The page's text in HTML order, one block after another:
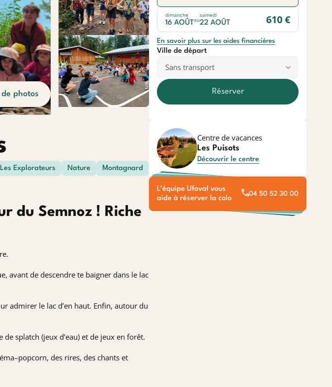
photos
Les Explorateurs Nature Montagnard
du Semnoz ! Riche
avant de descendre te baigner dans le lac
admirer le lac d’en haut. Enfin, autour du
splatch (jeux d’eau) et de jeux en forêt.
des rires, des chants et
dimanche
16 AOÛT au
samedi
22 AOÛT 610 €
En savoir plus sur les aides financières
Ville de départ
Réserver
Centre de vacances
Les Puisots
Découvrir le centre
L'équipe Ufoval vous
aide à réserver la colo
04 50 52 30 00